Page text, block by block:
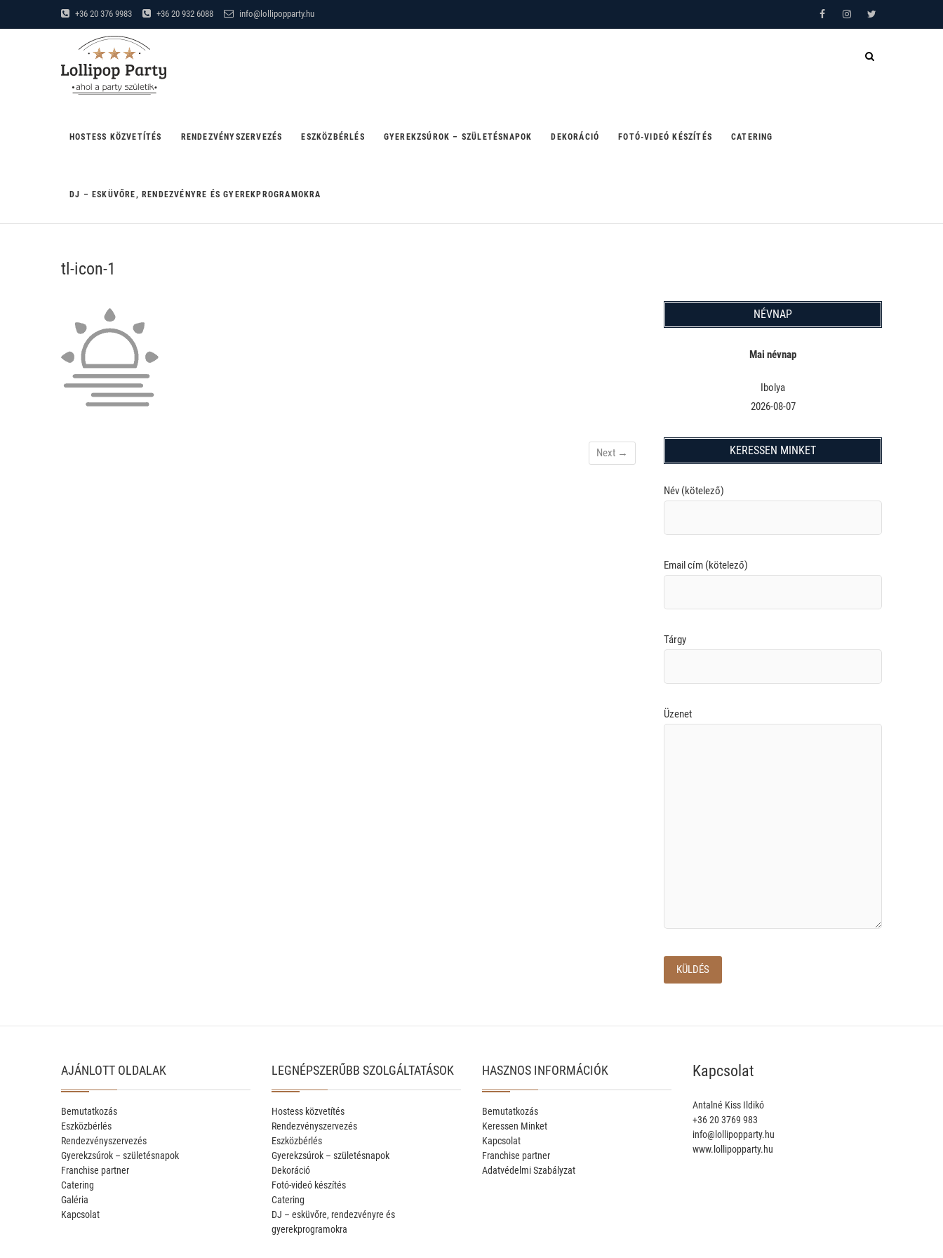
to
+36 20 376 9983 +36 20 932 6088 info@lollipopparty.hu FacebookInstagramTwitter
HOSTESS KÖZVETÍTÉS RENDEZVÉNYSZERVEZÉS ESZKÖZBÉRLÉS GYEREKZSÚROK – SZÜLETÉSNAPOK DEKORÁCIÓ FOTÓ-VIDEÓ KÉSZÍTÉS CATERING
DJ – ESKÜVŐRE, RENDEZVÉNYRE ÉS GYEREKPROGRAMOKRA
tl-icon-1
Next →
NÉVNAP
Mai névnap
Ibolya
2026-08-07
KERESSEN MINKET
Név (kötelező)
Email cím (kötelező)
Tárgy
Üzenet
AJÁNLOTT OLDALAK
Bemutatkozás
Eszközbérlés
Rendezvényszervezés
Gyerekzsúrok – születésnapok
Franchise partner
Catering
Galéria
Kapcsolat
LEGNÉPSZERŰBB SZOLGÁLTATÁSOK
Hostess közvetítés
Rendezvényszervezés
Eszközbérlés
Gyerekzsúrok – születésnapok
Dekoráció
Fotó-videó készítés
Catering
DJ – esküvőre, rendezvényre és
gyerekprogramokra
HASZNOS INFORMÁCIÓK
Bemutatkozás
Keressen Minket
Kapcsolat
Franchise partner
Adatvédelmi Szabályzat
Kapcsolat
Antalné Kiss Ildikó
+36 20 3769 983
info@lollipopparty.hu
www.lollipopparty.hu